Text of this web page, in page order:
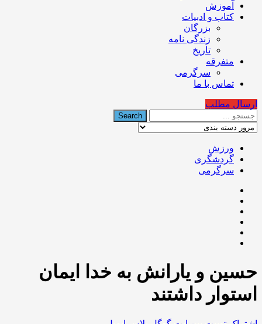
آموزش
کتاب و ادبیات
بزرگان
زندگی نامه
تاریخ
متفرقه
سرگرمی
تماس با ما
ارسال مطلب
ورزش
گردشگری
سرگرمی
حسین و یارانش به خدا ایمان
استوار داشتند